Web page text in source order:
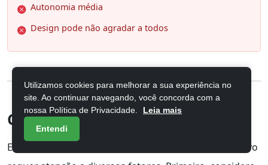
Autonomia média
Design pode não agradar a todos
Como escolher o fone ideal
Escolher o
com cancelamento de ruído ativo
Utilizamos cookies para melhorar a sua experiência no
site. Ao continuar navegando, você concorda com a
nossa Política de Privacidade.
Leia mais
Entendi